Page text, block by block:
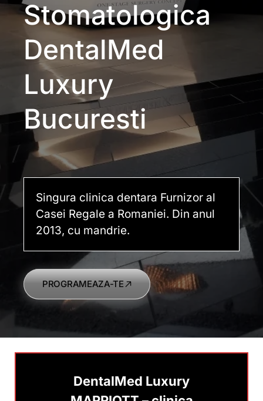
Stomatologica
DentalMed
Luxury
Bucuresti
Singura clinica dentara Furnizor al
Casei Regale a Romaniei. Din anul
2013, cu mandrie.
PROGRAMEAZA-TE
DentalMed Luxury